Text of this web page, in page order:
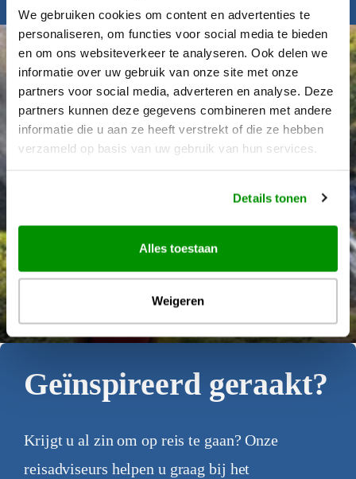
We gebruiken cookies om content en advertenties te
personaliseren, om functies voor social media te bieden
en om ons websiteverkeer te analyseren. Ook delen we
informatie over uw gebruik van onze site met onze
partners voor social media, adverteren en analyse. Deze
partners kunnen deze gegevens combineren met andere
informatie die u aan ze heeft verstrekt of die ze hebben
verzameld op basis van uw gebruik van hun services.
Details tonen
Alles toestaan
Weigeren
Geïnspireerd geraakt?
Krijgt u al zin om op reis te gaan? Onze
reisadviseurs helpen u graag bij het